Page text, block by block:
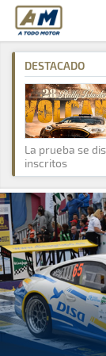
A Todo Motor
A Todo Motor »
DESTACADO
La prueba se
inscritos